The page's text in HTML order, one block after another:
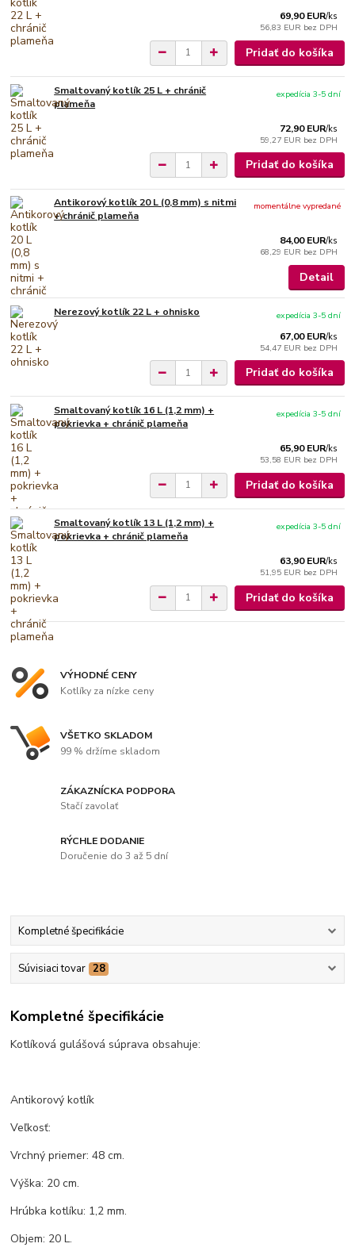
69,90 EUR/ks
56,83 EUR bez DPH
Pridať do košíka
Smaltovaný kotlík 25 L + chránič
plameňa
72,90 EUR/ks
59,27 EUR bez DPH
expedícia 3-5 dní
Pridať do košíka
Antikorový kotlík 20 L (0,8 mm) s nitmi
+ chránič plameňa
84,00 EUR/ks
68,29 EUR bez DPH
momentálne vypredané
Detail
Nerezový kotlík 22 L + ohnisko
67,00 EUR/ks
54,47 EUR bez DPH
expedícia 3-5 dní
Pridať do košíka
Smaltovaný kotlík 16 L (1,2 mm) +
pokrievka + chránič plameňa
65,90 EUR/ks
53,58 EUR bez DPH
expedícia 3-5 dní
Pridať do košíka
Smaltovaný kotlík 13 L (1,2 mm) +
pokrievka + chránič plameňa
63,90 EUR/ks
51,95 EUR bez DPH
expedícia 3-5 dní
Pridať do košíka
VÝHODNÉ CENY
Kotlíky za nízke ceny
VŠETKO SKLADOM
99 % držíme skladom
ZÁKAZNÍCKA PODPORA
Stačí zavolať
RÝCHLE DODANIE
Doručenie do 3 až 5 dní
Kompletné špecifikácie
Súvisiaci tovar 28
Kompletné špecifikácie
Kotlíková gulášová súprava obsahuje:
Antikorový kotlík
Veľkosť:
Vrchný priemer: 48 cm.
Výška: 20 cm.
Hrúbka kotlíku: 1,2 mm.
Objem: 20 L.